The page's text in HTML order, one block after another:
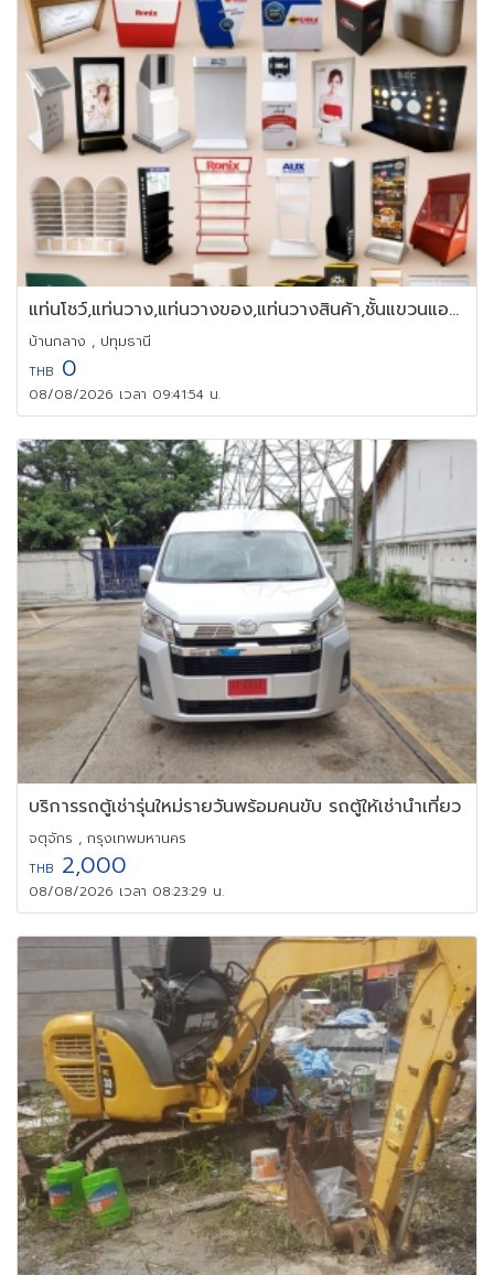
แท่นโชว์,แท่นวาง,แท่นวางของ,แท่นวางสินค้า,ชั้นแขวนแอร์,ชั้นวางแอร
บ้านกลาง , ปทุมธานี
THB 0
08/08/2026 เวลา 09:41:54 น.
บริการรถตู้เช่ารุ่นใหม่รายวันพร้อมคนขับ รถตู้ให้เช่านำเที่ยว
จตุจักร , กรุงเทพมหานคร
THB 2,000
08/08/2026 เวลา 08:23:29 น.